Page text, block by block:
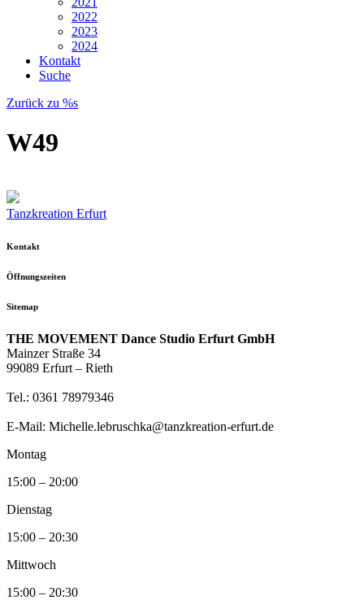
2022
2023
2024
Kontakt
Suche
Zurück zu %s
W49
Tanzkreation Erfurt
Kontakt
Öffnungszeiten
Sitemap
THE MOVEMENT Dance Studio Erfurt GmbH
Mainzer Straße 34
99089 Erfurt – Rieth
Tel.: 0361 78979346
E-Mail: Michelle.lebruschka@tanzkreation-erfurt.de
Montag
15:00 – 20:00
Dienstag
15:00 – 20:30
Mittwoch
15:00 – 20:30